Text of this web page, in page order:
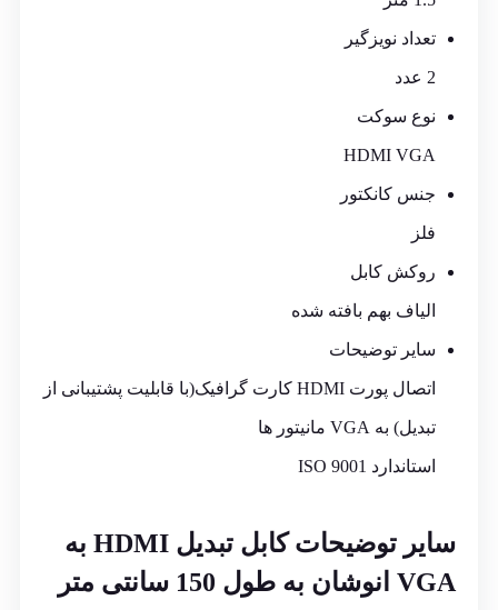
تعداد نویزگیر
2 عدد
نوع سوکت
HDMI VGA
جنس کانکتور
فلز
روکش کابل
الیاف بهم بافته شده
سایر توضیحات
اتصال پورت HDMI کارت گرافیک(با قابلیت پشتیبانی از
تبدیل) به VGA مانیتور ها
استاندارد ISO 9001
سایر توضیحات
کابل تبدیل HDMI به
VGA انوشان به طول 150 سانتی متر